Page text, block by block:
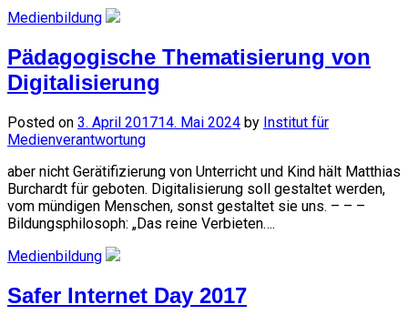
Medienbildung
Pädagogische Thematisierung von
Digitalisierung
Posted on 3. April 201714. Mai 2024 by Institut für
Medienverantwortung
aber nicht Gerätifizierung von Unterricht und Kind hält Matthias
Burchardt für geboten. Digitalisierung soll gestaltet werden,
vom mündigen Menschen, sonst gestaltet sie uns. – – –
Bildungsphilosoph: „Das reine Verbieten….
Medienbildung
Safer Internet Day 2017